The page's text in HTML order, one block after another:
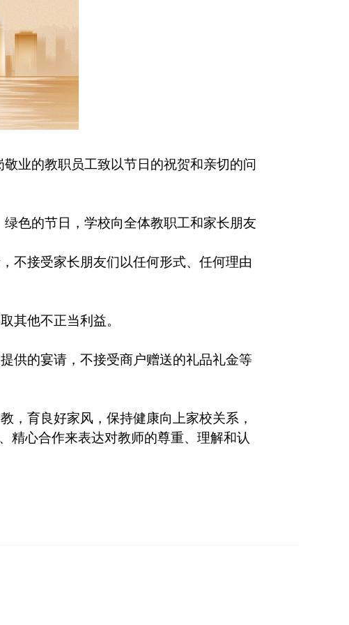
业的教职员工致以节日的祝贺和亲切的问
色的节日，学校向全体教职工和家长朋友
不接受家长朋友们以任何形式、任何理由
其他不正当利益。
供的宴请，不接受商户赠送的礼品礼金等
，育良好家风，保持健康向上家校关系，
精心合作来表达对教师的尊重、理解和认